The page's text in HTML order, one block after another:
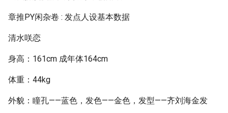
章推PY闲杂卷 : 发点人设基本数据
清水咲恋
身高：161cm 成年体164cm
体重：44kg
外貌：瞳孔——蓝色，发色——金色，发型——齐刘海金发